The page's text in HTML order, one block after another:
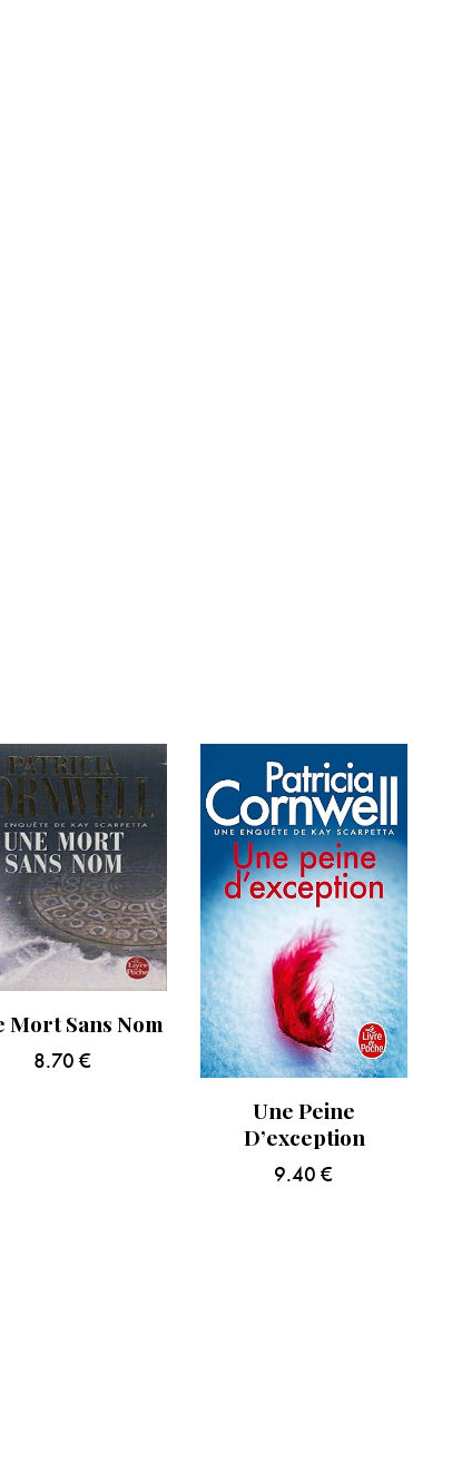
Mort Sans Nom
8.70€
Une Peine
D’exception
9.40 €